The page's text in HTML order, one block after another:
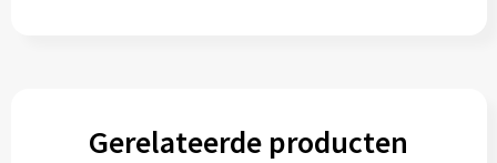
Gerelateerde producten